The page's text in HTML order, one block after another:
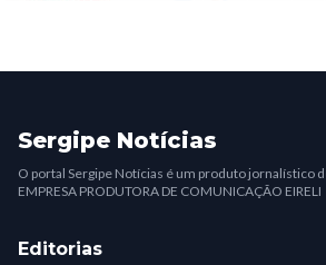
Sergipe Notícias
O portal Sergipe Notícias é um produto jornalístico
EMPRESA PRODUTORA DE COMUNICAÇÃO EIRELI
Editorias